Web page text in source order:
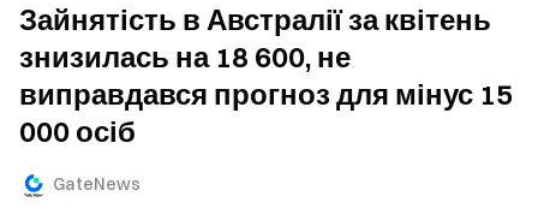
Зайнятість в Австралії за квітень
знизилась на 18 600, не
виправдався прогноз для мінус 15
000 осіб
GateNews